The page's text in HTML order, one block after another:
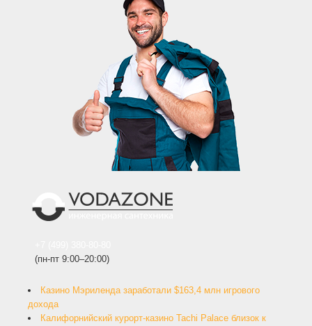
(пн-пт 9:00–20:00)
Казино Мэриленда заработали $163,4 млн игрового
дохода
Калифорнийский курорт-казино Tachi Palace близок к